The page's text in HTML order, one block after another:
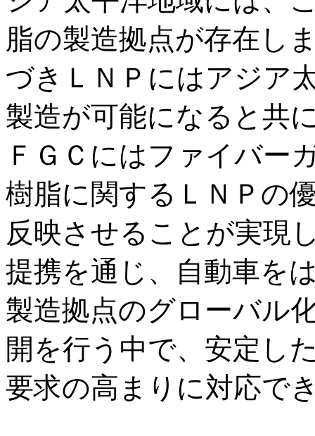
脂の製造拠点が存在し
づきＬＮＰにはアジア
製造が可能になると共
ＦＧＣにはファイバー
樹脂に関するＬＮＰの
反映させることが実現
提携を通じ、自動車を
製造拠点のグローバル
開を行う中で、安定し
要求の高まりに対応で